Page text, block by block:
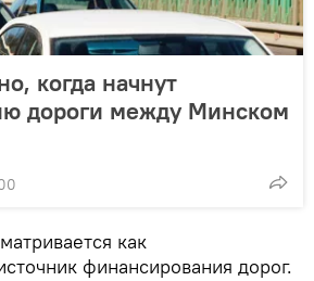
когда начнут
дороги между Минском
как
финансирования дорог.